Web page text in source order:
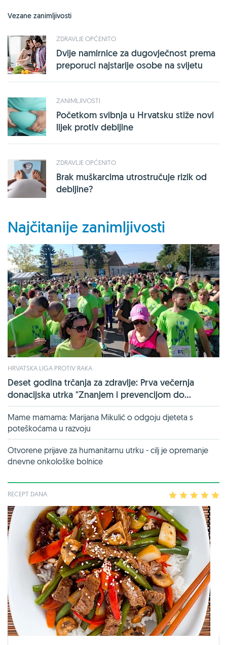
Vezane zanimljivosti
ZDRAVLJE OPĆENITO
Dvije namirnice za dugovječnost prema
preporuci najstarije osobe na svijetu
ZANIMLJIVOSTI
Početkom svibnja u Hrvatsku stiže novi
lijek protiv debljine
ZDRAVLJE OPĆENITO
Brak muškarcima utrostručuje rizik od
debljine?
Najčitanije zanimljivosti
HRVATSKA LIGA PROTIV RAKA
Deset godina trčanja za zdravlje: Prva večernja
donacijska utrka "Znanjem i prevencijom do...
Mame mamama: Marijana Mikulić o odgoju djeteta s
poteškoćama u razvoju
Otvorene prijave za humanitarnu utrku - cilj je opremanje
dnevne onkološke bolnice
RECEPT DANA 2 3 4